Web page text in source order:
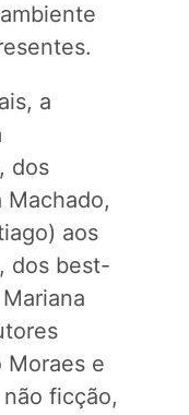
a
dos
Machado,
aos
dos best-
Moraes e
ficção,